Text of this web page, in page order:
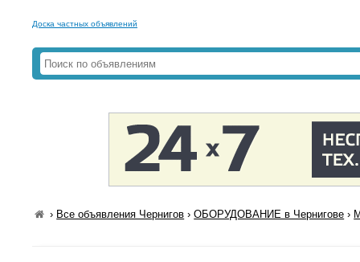
Доска частных объявлений
› Все объявления Чернигов ›ОБОРУДОВАНИЕ в Чернигове ›